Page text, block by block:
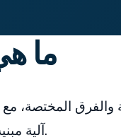
🎯
والفرق المختصة،
آلية مبنية على الذكاء الاصطناعي.